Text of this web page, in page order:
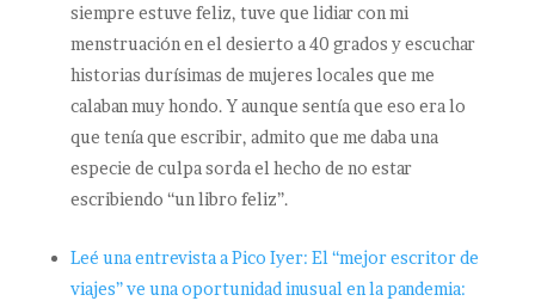
siempre estuve feliz, tuve que lidiar con mi
menstruación en el desierto a 40 grados y escuchar
historias durísimas de mujeres locales que me
calaban muy hondo. Y aunque sentía que eso era lo
que tenía que escribir, admito que me daba una
especie de culpa sorda el hecho de no estar
escribiendo “un libro feliz”.
Leé una entrevista a Pico Iyer: El “mejor escritor de
viajes” ve una oportunidad inusual en la pandemia: